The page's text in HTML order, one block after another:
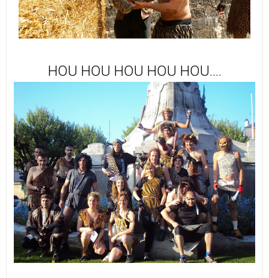
HOU HOU HOU HOU HOU....